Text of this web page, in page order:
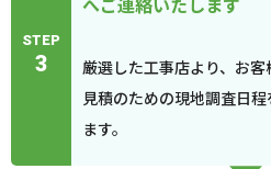
STEP
3
厳選した工事店より、お
見積のための現地調査日
ます。